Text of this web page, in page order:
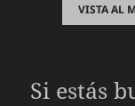
VISTA AL
Si estás